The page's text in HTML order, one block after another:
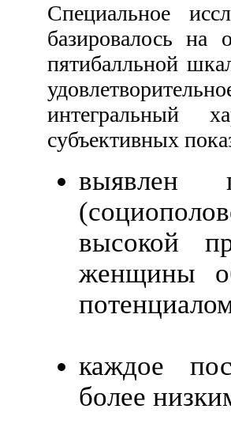
Специальное
базировалось на
пятибалльной
интегральный
субъективных
выявлен
высокой
женщины
каждое
более